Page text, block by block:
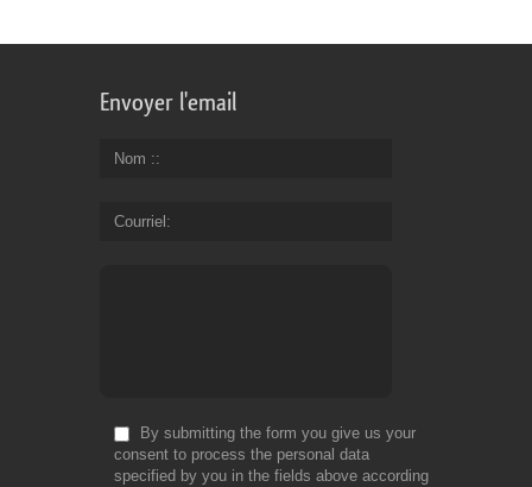
Envoyer l'email
Nom :
Courriel
By submitting the form you give us your
consent to process the personal data
specified by you in the fields above according